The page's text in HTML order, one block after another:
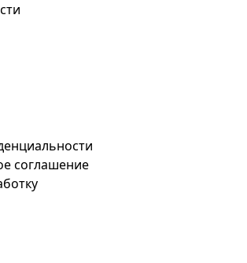
соглашение